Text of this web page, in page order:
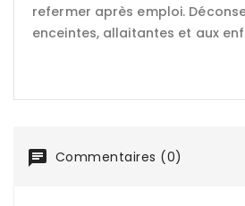
refermer après emploi.
enceintes, allaitantes et aux
Commentaires (0)